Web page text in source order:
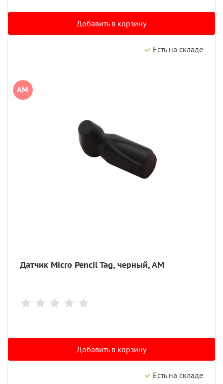
Добавить в корзину
Есть на складе
Датчик Micro Pencil Tag, черный, АМ
Добавить в корзину
Есть на складе